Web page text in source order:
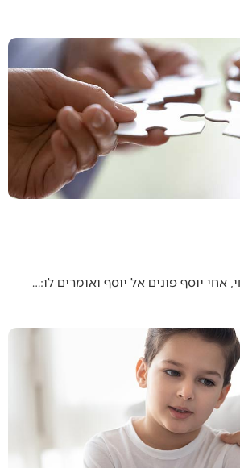
אחי יוסף פונים אל יוסף ואומרים לו:…